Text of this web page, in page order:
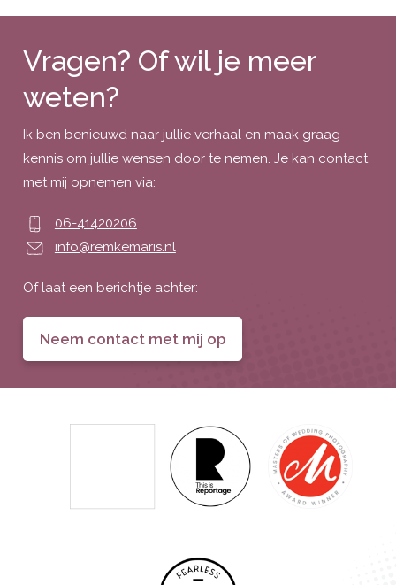
Vragen? Of wil je meer
weten?
Ik ben benieuwd naar jullie verhaal en maak graag
kennis om jullie wensen door te nemen. Je kan contact
met mij opnemen via:
06-41420206
info@remkemaris.nl
Of laat een berichtje achter:
Neem contact met mij op